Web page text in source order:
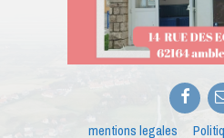
mentions legales